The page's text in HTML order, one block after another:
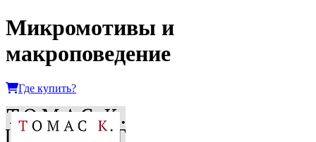
Микромотивы и
макроповедение
Где купить?